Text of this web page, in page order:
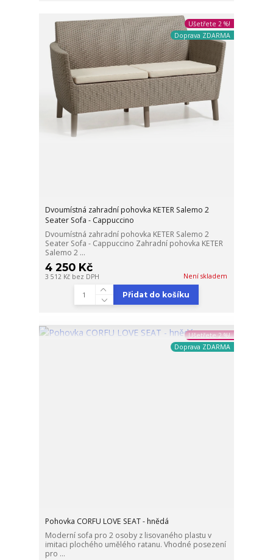
Ušetřete 2 %!
Doprava ZDARMA
Dvoumístná zahradní pohovka KETER Salemo 2
Seater Sofa - Cappuccino
Dvoumístná zahradní pohovka KETER Salemo 2
Seater Sofa - Cappuccino Zahradní pohovka KETER
Salemo 2 ...
4 250 Kč
3 512 Kč bez DPH Není skladem
Přidat do košíku
Ušetřete 2 %!
Doprava ZDARMA
Pohovka CORFU LOVE SEAT - hnědá
Moderní sofa pro 2 osoby z lisovaného plastu v
imitaci plochého umělého ratanu. Vhodné posezení
pro ...